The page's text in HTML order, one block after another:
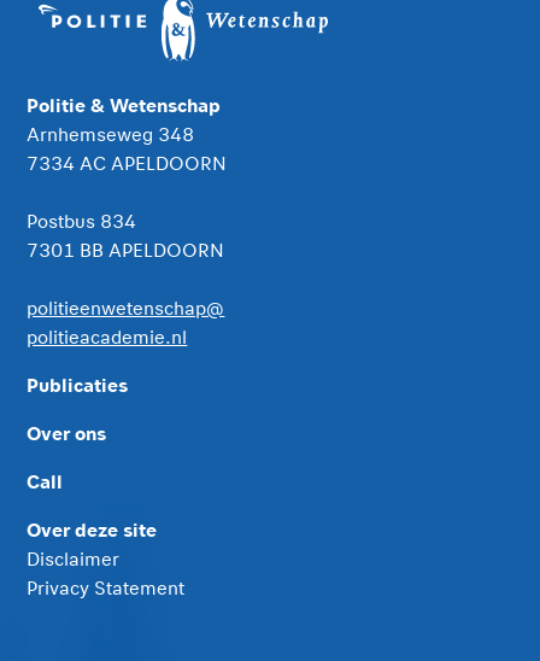
Politie & Wetenschap
Arnhemseweg 348
7334 AC APELDOORN
Postbus 834
7301 BB APELDOORN
politieenwetenschap@
politieacademie.nl
Publicaties
Over ons
Call
Over deze site
Disclaimer
Privacy Statement